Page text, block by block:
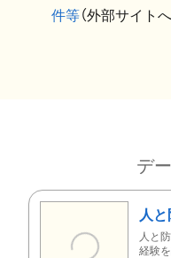
件等（外部サイト
デ
人
人と
経験